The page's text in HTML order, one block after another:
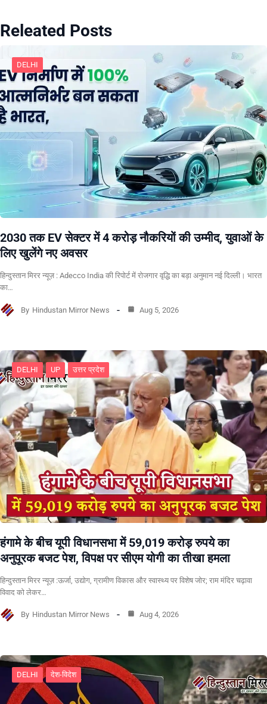
Releated Posts
DELHI
2030 तक EV सेक्टर में 4 करोड़ नौकरियों की उम्मीद, युवाओं के
लिए खुलेंगे नए अवसर
हिन्दुस्तान मिरर न्यूज़ : Adecco India की रिपोर्ट में रोजगार वृद्धि का बड़ा अनुमान नई दिल्ली। भारत
का…
By Hindustan Mirror News Aug 5, 2026
DELHI UP उत्तर प्रदेश
हंगामे के बीच यूपी विधानसभा में 59,019 करोड़ रुपये का
अनुपूरक बजट पेश, विपक्ष पर सीएम योगी का तीखा हमला
हिन्दुस्तान मिरर न्यूज़ :ऊर्जा, उद्योग, ग्रामीण विकास और स्वास्थ्य पर विशेष जोर; राम मंदिर चढ़ावा
विवाद को लेकर…
By Hindustan Mirror News Aug 4, 2026
DELHI देश-विदेश